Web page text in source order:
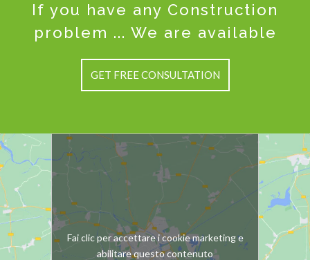
If you have any Construction
problem ... We are available
GET FREE CONSULTATION
Fai clic per accettare i cookie marketing e
abilitare questo contenuto